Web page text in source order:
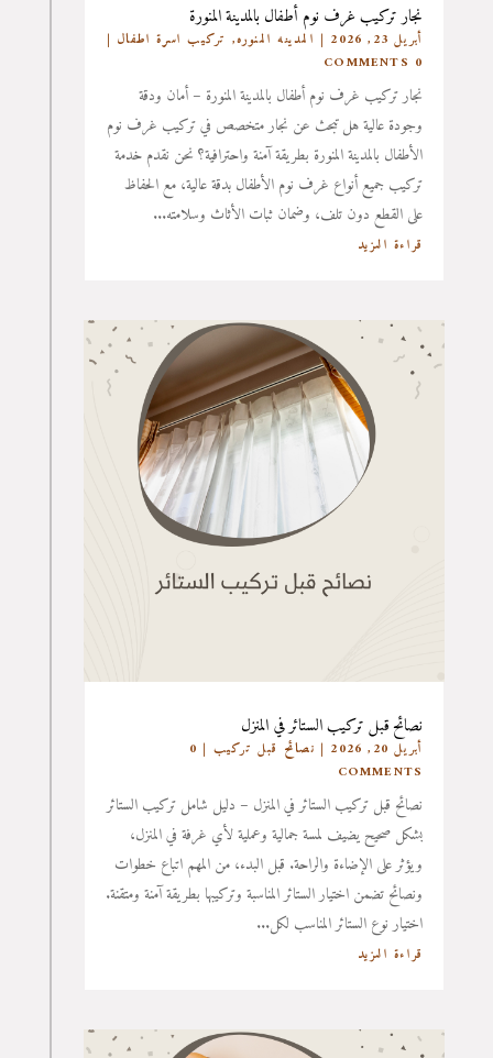
نجار تركيب غرف نوم أطفال بالمدينة المنورة
أبريل 23, 2026 | المدينه المنوره, تركيب اسرة اطفال |
0 COMMENTS
نجار تركيب غرف نوم أطفال بالمدينة المنورة – أمان ودقة
وجودة عالية هل تبحث عن نجار متخصص في تركيب غرف نوم
الأطفال بالمدينة المنورة بطريقة آمنة واحترافية؟ نحن نقدم خدمة
تركيب جميع أنواع غرف نوم الأطفال بدقة عالية، مع الحفاظ
على القطع دون تلف، وضمان ثبات الأثاث وسلامته...
قراءة المزيد
نصائح قبل تركيب الستائر في المنزل
أبريل 20, 2026 | نصائح قبل تركيب
| 0
COMMENTS
نصائح قبل تركيب الستائر في المنزل – دليل شامل تركيب الستائر
بشكل صحيح يضيف لمسة جمالية وعملية لأي غرفة في المنزل،
ويؤثر على الإضاءة والراحة. قبل البدء، من المهم اتباع خطوات
ونصائح تضمن اختيار الستائر المناسبة وتركيبها بطريقة آمنة ومتقنة.
اختيار نوع الستائر المناسب لكل...
قراءة المزيد